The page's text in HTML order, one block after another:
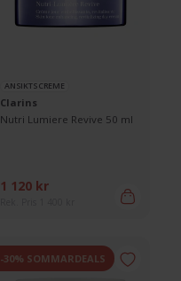
ANSIKTSCREME
Clarins
Nutri Lumiere Revive 50 ml
1 120 kr
-30% SOMMARDEALS